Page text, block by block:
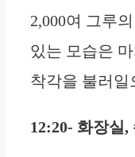
2,000여 그루
있는 모습은
착각을 불러일
12:20- 화장실,